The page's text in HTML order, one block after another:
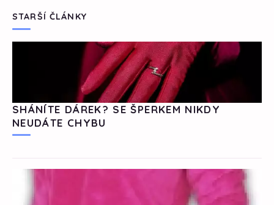
STARŠÍ ČLÁNKY
SHÁNÍTE DÁREK? SE ŠPERKEM NIKDY
NEUDÁTE CHYBU